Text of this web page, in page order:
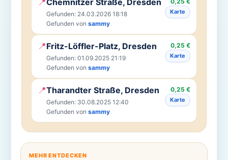
Gefunden: 24.03.2026 18:18
Gefunden von sammy
Karte
📍Fritz-Löffler-Platz, Dresden
Gefunden: 01.09.2025 21:19
Gefunden von sammy
0,25 €
Karte
📍Tharandter Straße, Dresden
Gefunden: 30.08.2025 12:40
Gefunden von sammy
0,25 €
Karte
MEHR ENTDECKEN